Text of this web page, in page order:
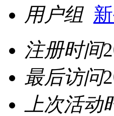
用户组
注册时间
最后访问
上次活动